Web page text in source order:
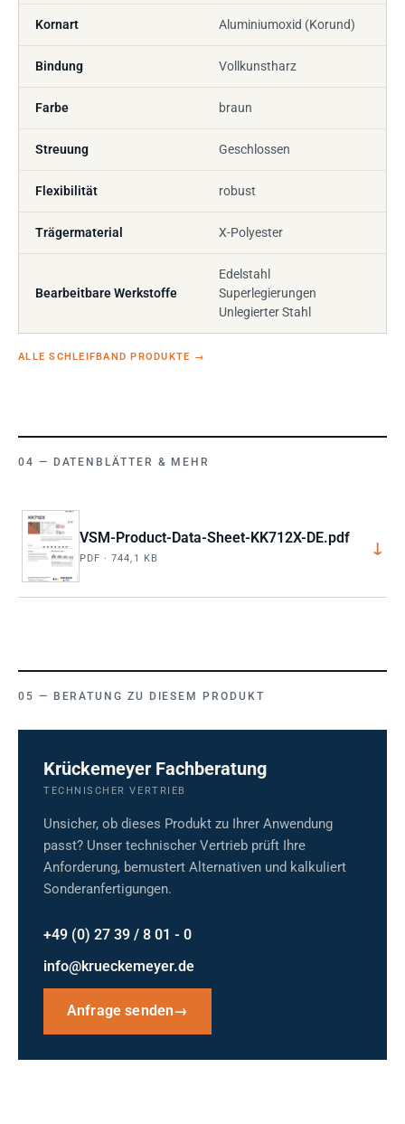
Kornart Aluminiumoxid (Korund)
Bindung Vollkunstharz
Farbe braun
Streuung Geschlossen
Flexibilität robust
Trägermaterial X-Polyester
Bearbeitbare Werkstoffe
Edelstahl
Superlegierungen
Unlegierter Stahl
ALLE SCHLEIFBAND PRODUKTE →
DATENBLÄTTER & MEHR
VSM-Product-Data-Sheet-KK712X-DE.pdf
PDF · 744,1 KB
↓
BERATUNG ZU DIESEM PRODUKT
Krückemeyer Fachberatung
TECHNISCHER VERTRIEB
Unsicher, ob dieses Produkt zu Ihrer Anwendung
passt? Unser technischer Vertrieb prüft Ihre
Anforderung, bemustert Alternativen und kalkuliert
Sonderanfertigungen.
+49 (0) 27 39 / 8 01 - 0
info@krueckemeyer.de
Anfrage senden→